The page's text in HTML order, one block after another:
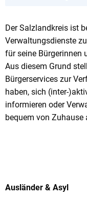
Der Salzlandkreis ist
Verwaltungsdienste
für seine Bürgerinnen
Aus diesem Grund
Bürgerservices zur
haben, sich (inter-
informieren oder
bequem von Zuhause
Ausländer & Asyl